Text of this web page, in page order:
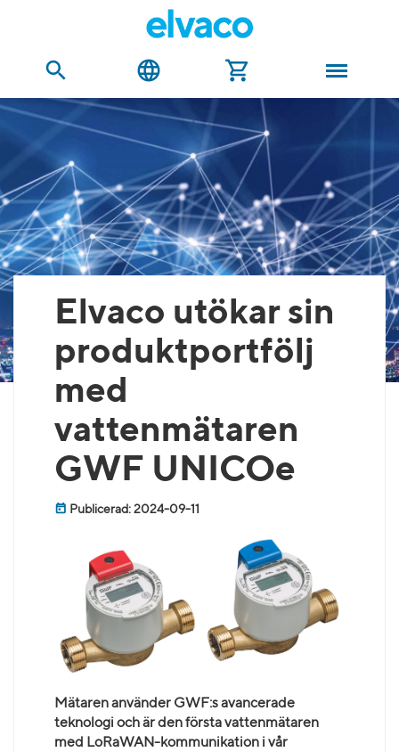
Elvaco utökar sin
produktportfölj
med
vattenmätaren
GWF UNICOe
Publicerad: 2024-09-11
Mätaren använder GWF:s avancerade
teknologi och är den första vattenmätaren
med LoRaWAN-kommunikation i vår